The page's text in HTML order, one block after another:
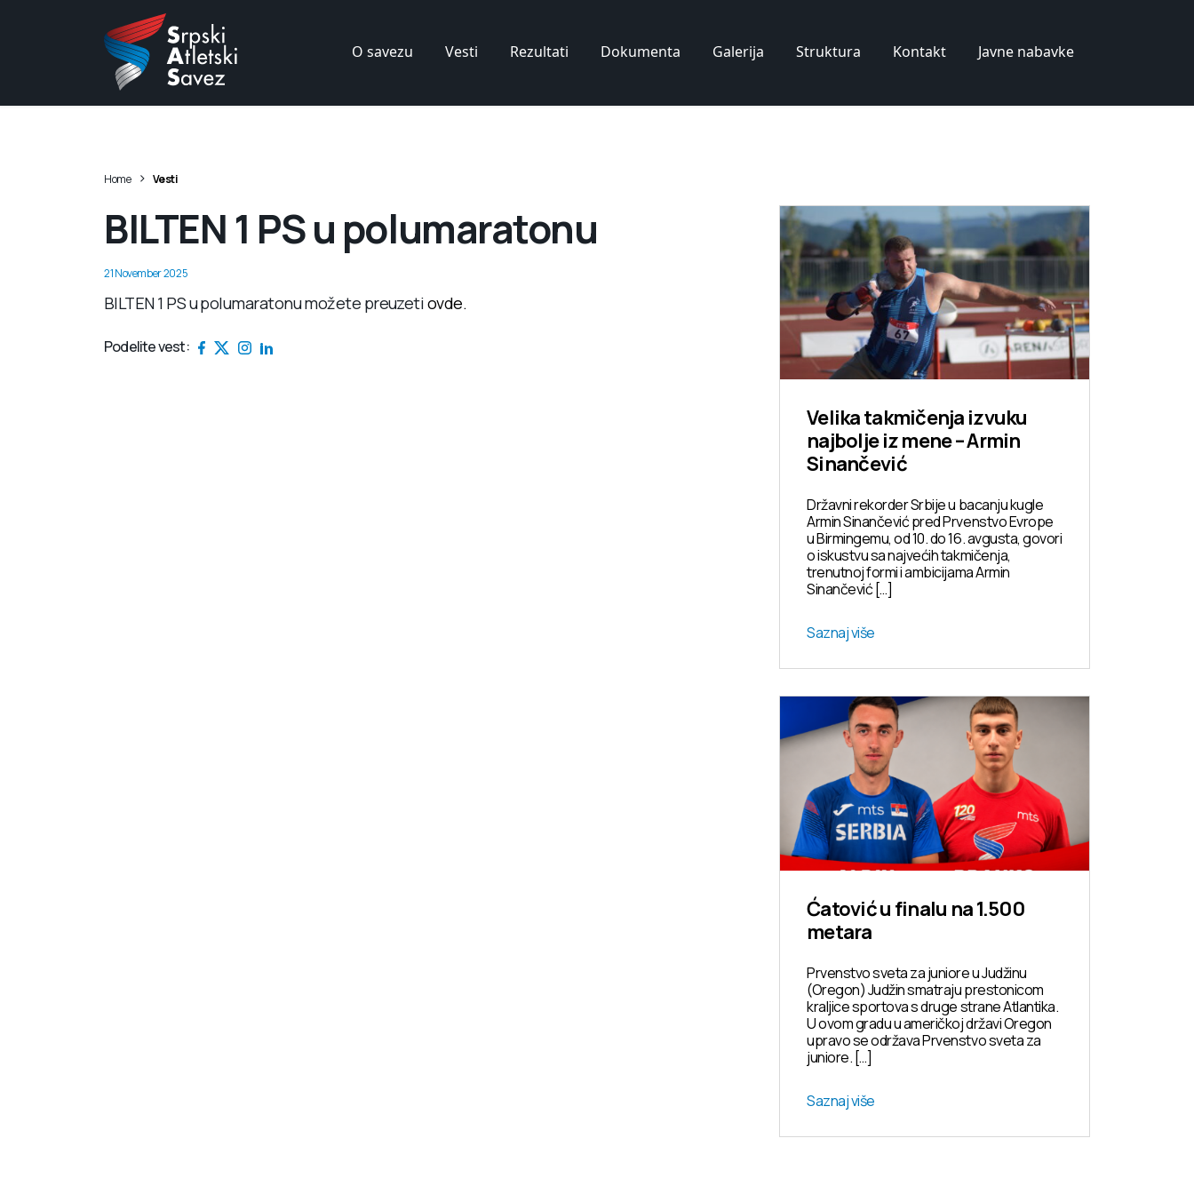
O savezu Vesti Rezultati Dokumenta Galerija Struktura Kontakt Javne nabavke
Home > Vesti
BILTEN 1 PS u polumaratonu
21 November 2025
BILTEN 1 PS u polumaratonu možete preuzetiovde.
Podelite vest:
Velika takmičenja izvuku
najbolje iz mene – Armin
Sinančević
Državni rekorder Srbije u bacanju kugle
Armin Sinančević pred Prvenstvo Evrope
u Birmingemu, od 10. do 16. avgusta, govori
o iskustvu sa najvećih takmičenja,
trenutnoj formi i ambicijama Armin
Sinančević […]
Saznaj više
Ćatović u finalu na 1.500
metara
Prvenstvo sveta za juniore u Judžinu
(Oregon) Judžin smatraju prestonicom
kraljice sportova s druge strane Atlantika.
U ovom gradu u američkoj državi Oregon
upravo se održava Prvenstvo sveta za
juniore. […]
Saznaj više